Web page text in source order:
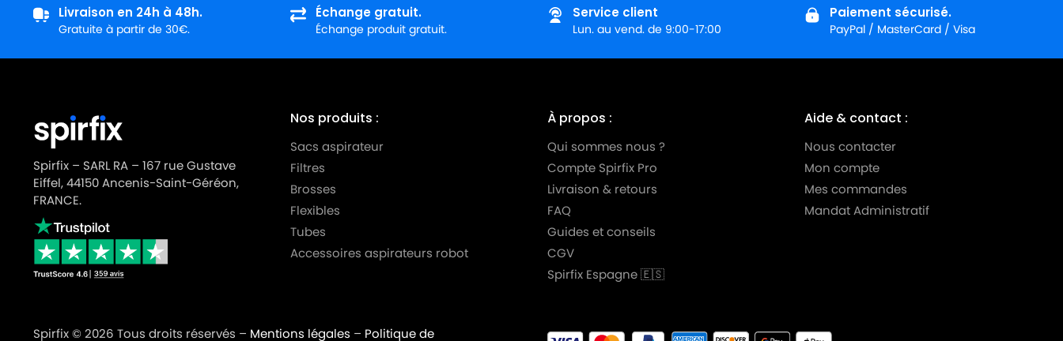
Livraison en 24h à 48h.
Gratuite à partir de 30€.
Échange gratuit.
Échange produit gratuit.
Service client
Lun. au vend. de 9:00-17:00
Paiement sécurisé.
PayPal / MasterCard / Visa
Spirfix – SARL RA – 167 rue Gustave
Eiffel, 44150 Ancenis-Saint-Géréon,
FRANCE.
Nos produits :
Sacs aspirateur
Filtres
Brosses
Flexibles
Tubes
Accessoires aspirateurs robot
À propos :
Qui sommes nous ?
Compte Spirfix Pro
Livraison & retours
FAQ
Guides et conseils
CGV
Spirfix Espagne 🇪🇸
Aide & contact :
Nous contacter
Mon compte
Mes commandes
Mandat Administratif
Spirfix © 2026 Tous droits réservés – Mentions légales – Politique de